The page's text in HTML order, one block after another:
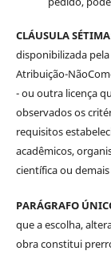
CLÁUSULA
disponibilizada
Atribuição-
- ou outra licença
observados os
requisitos
acadêmicos,
científica ou
PARÁGRAFO
que a escolha,
obra constitui